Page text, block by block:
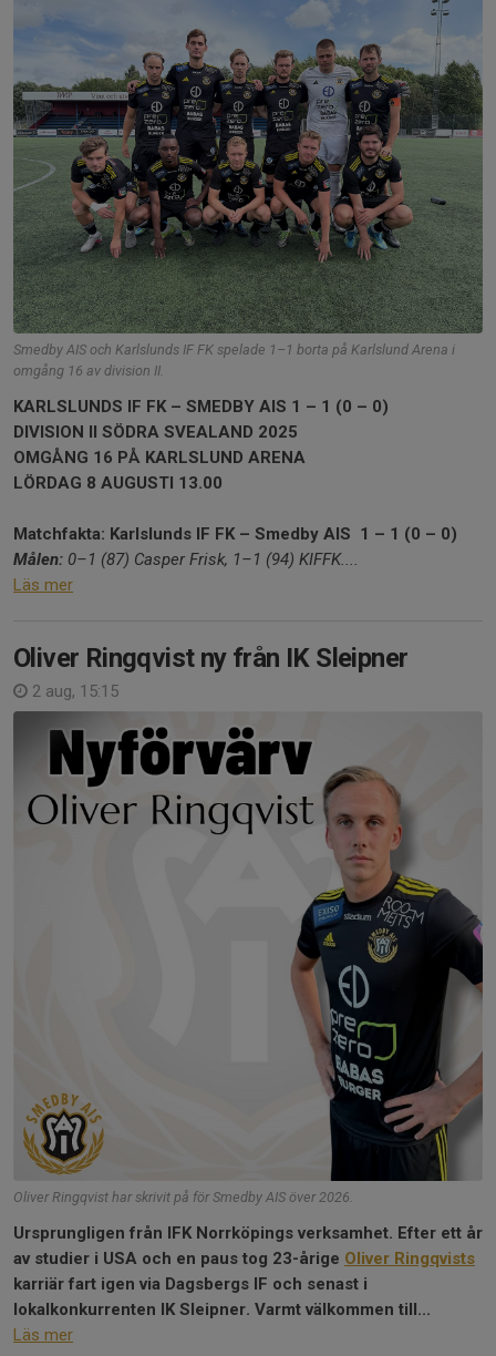
Smedby AIS och Karlslunds IF FK spelade 1–1 borta på Karlslund Arena i
omgång 16 av division II.
KARLSLUNDS IF FK – SMEDBY AIS 1 – 1 (0 – 0)
DIVISION II SÖDRA SVEALAND 2025
OMGÅNG 16 PÅ KARLSLUND ARENA
LÖRDAG 8 AUGUSTI 13.00
Matchfakta: Karlslunds IF FK – Smedby AIS 1 – 1 (0 – 0)
Målen: 0–1 (87) Casper Frisk, 1–1 (94) KIFFK....
Läs mer
Oliver Ringqvist ny från IK Sleipner
2 aug, 15:15
Oliver Ringqvist har skrivit på för Smedby AIS över 2026.
Ursprungligen från IFK Norrköpings verksamhet. Efter ett år
av studier i USA och en paus tog 23-årige Oliver Ringqvists
karriär fart igen via Dagsbergs IF och senast i
lokalkonkurrenten IK Sleipner. Varmt välkommen till...
Läs mer